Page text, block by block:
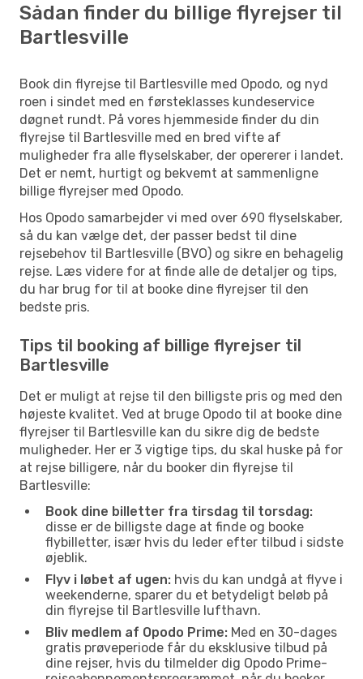
Sådan finder du billige flyrejser til
Bartlesville
Book din flyrejse til Bartlesville med Opodo, og nyd
roen i sindet med en førsteklasses kundeservice
døgnet rundt. På vores hjemmeside finder du din
flyrejse til Bartlesville med en bred vifte af
muligheder fra alle flyselskaber, der opererer i landet.
Det er nemt, hurtigt og bekvemt at sammenligne
billige flyrejser med Opodo.
Hos Opodo samarbejder vi med over 690 flyselskaber,
så du kan vælge det, der passer bedst til dine
rejsebehov til Bartlesville (BVO) og sikre en behagelig
rejse. Læs videre for at finde alle de detaljer og tips,
du har brug for til at booke dine flyrejser til den
bedste pris.
Tips til booking af billige flyrejser til
Bartlesville
Det er muligt at rejse til den billigste pris og med den
højeste kvalitet. Ved at bruge Opodo til at booke dine
flyrejser til Bartlesville kan du sikre dig de bedste
muligheder. Her er 3 vigtige tips, du skal huske på for
at rejse billigere, når du booker din flyrejse til
Bartlesville:
Book dine billetter fra tirsdag til torsdag:
disse er de billigste dage at finde og booke
flybilletter, især hvis du leder efter tilbud i sidste
øjeblik.
Flyv i løbet af ugen: hvis du kan undgå at flyve i
weekenderne, sparer du et betydeligt beløb på
din flyrejse til Bartlesville lufthavn.
Bliv medlem af Opodo Prime: Med en 30-dages
gratis prøveperiode får du eksklusive tilbud på
dine rejser, hvis du tilmelder dig Opodo Prime-